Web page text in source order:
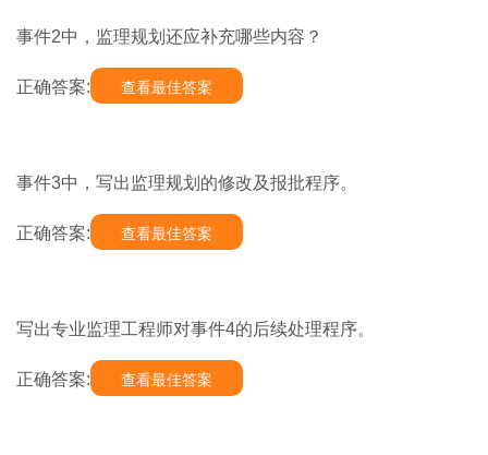
事件2中，监理规划还应补充哪些内容？
正确答案: 查看最佳答案
事件3中，写出监理规划的修改及报批程序。
正确答案: 查看最佳答案
写出专业监理工程师对事件4的后续处理程序。
正确答案: 查看最佳答案